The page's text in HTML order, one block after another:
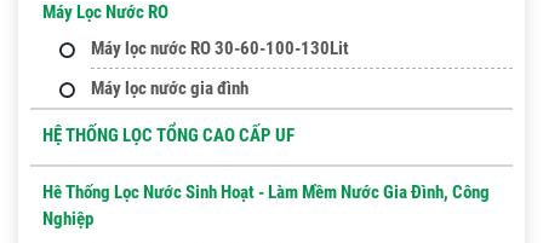
Máy Lọc Nước RO
Máy lọc nước RO 30-60-100-130Lit
Máy lọc nước gia đình
HỆ THỐNG LỌC TỔNG CAO CẤP UF
Hê Thống Lọc Nước Sinh Hoạt - Làm Mềm Nước Gia Đình, Công
Nghiệp